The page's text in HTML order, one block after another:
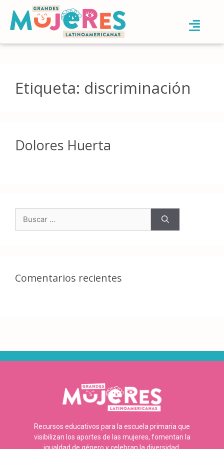
Etiqueta: discriminación
Dolores Huerta
Comentarios recientes
Recursos educativos para la escuela primaria que
visibilizan los aportes de las mujeres, fomentan la
igualdad de género y celebran la diversidad.